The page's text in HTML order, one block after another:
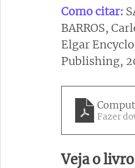
Como citar:
BARROS,
Elgar
Publishing,
Fazer
Veja o